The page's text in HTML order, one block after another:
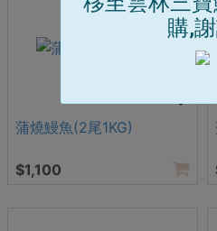
蒲燒鰻魚(2尾1KG)
$1,100
購,